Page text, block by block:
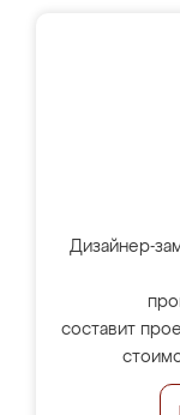
Дизайнер-
составит